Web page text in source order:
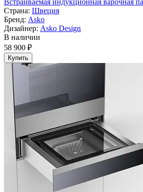
Встраиваемая индукционная варочная
Страна: Швеция
Бренд: Asko
Дизайнер: Asko Design
В наличии
58 900 ₽
Купить